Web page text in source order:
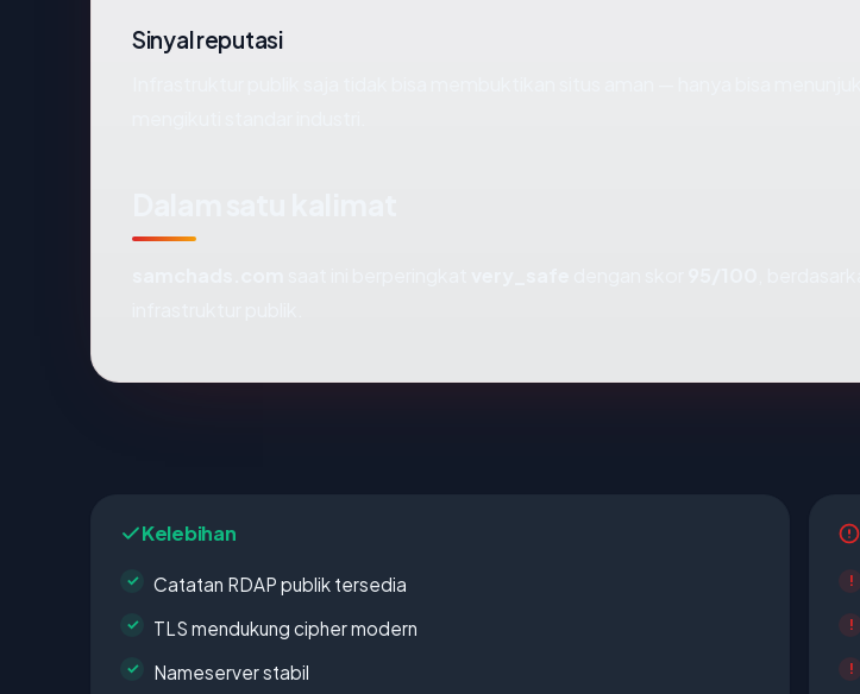
Sinyal reputasi
Kelebihan
Catatan RDAP publik tersedia
TLS mendukung cipher modern
Nameserver stabil